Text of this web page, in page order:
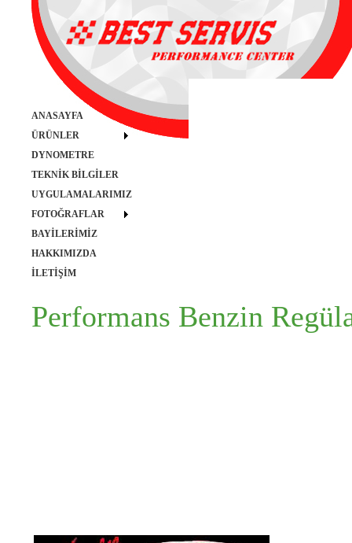
ANASAYFA
ÜRÜNLER
DYNOMETRE
TEKNİK BİLGİLER
UYGULAMALARIMIZ
FOTOĞRAFLAR
BAYİLERİMİZ
HAKKIMIZDA
İLETİŞİM
Performans Benzin